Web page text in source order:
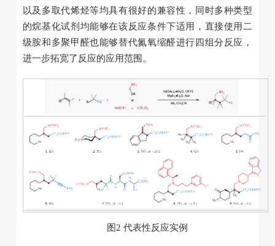
以及多取代烯烃等均具有很好的兼容性，同时多种类型
的烷基化试剂均能够在该反应条件下适用，直接使用二
级胺和多聚甲醛也能够替代氮氧缩醛进行四组分反应，
进一步拓宽了反应的应用范围。
图2 代表性反应实例